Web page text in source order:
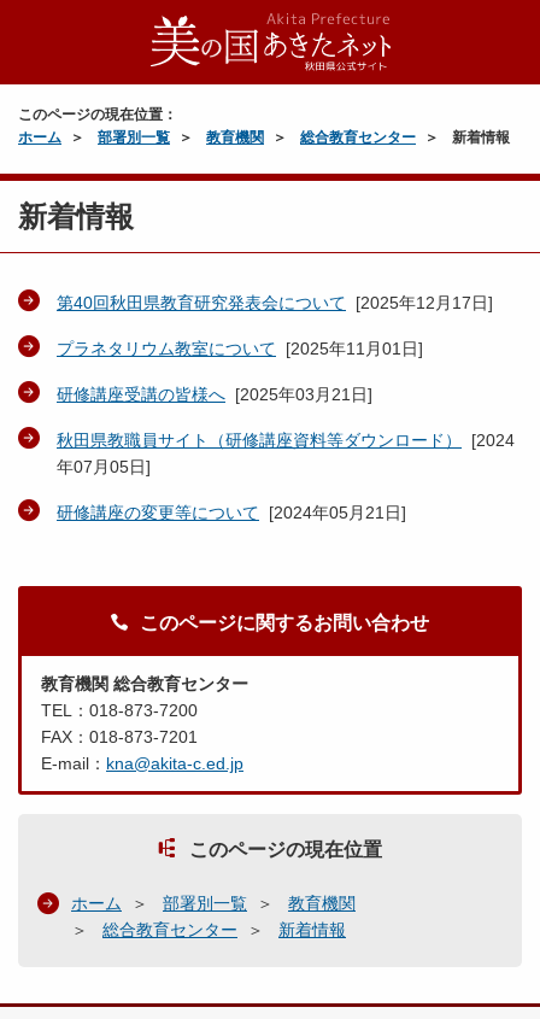
このページの現在位置：
ホーム
部署別一覧 教育機関 総合教育センター 新着情報
新着情報
第40回秋田県教育研究発表会について [2025年12月17日]
プラネタリウム教室について [2025年11月01日]
研修講座受講の皆様へ [2025年03月21日]
秋田県教職員サイト（研修講座資料等ダウンロード） [2024
年07月05日]
研修講座の変更等について [2024年05月21日]
このページに関するお問い合わせ
教育機関 総合教育センター
TEL：018-873-7200
FAX：018-873-7201
E-mail： kna@akita-c.ed.jp
このページの現在位置
ホーム 部署別一覧
教育機関
総合教育センター
新着情報